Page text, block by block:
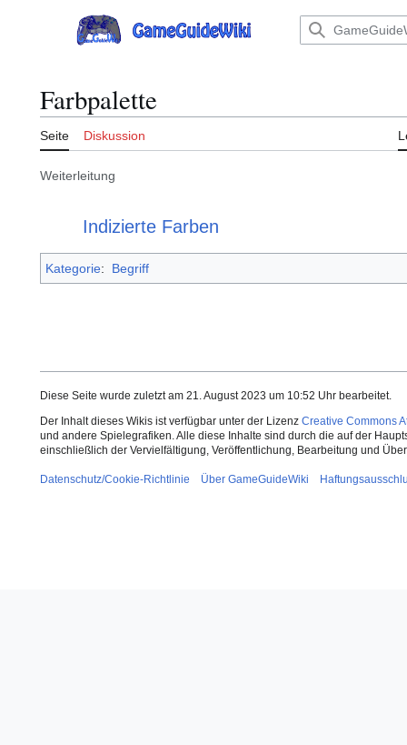
Hauptmenü
Farbpalette
Seite Diskussion
Weiterleitung
Indizierte Farben
Kategorie: Begriff
Diese Seite wurde zuletzt am 21. August 2023 um 10:52 Uhr bearbeitet.
Der Inhalt dieses Wikis ist verfügbar unter der Lizenz Creative Commons
und andere Spielegrafiken. Alle diese Inhalte sind durch die auf der
einschließlich der Vervielfältigung, Veröffentlichung, Bearbeitung und
Datenschutz/Cookie-Richtlinie Über GameGuideWiki